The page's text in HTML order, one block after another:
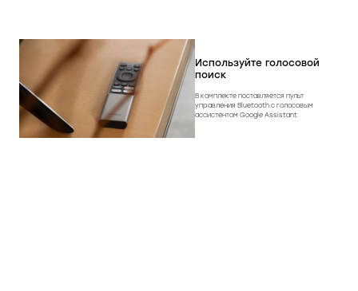
Используйте голосовой
поиск
В комплекте поставляется пульт
управления Bluetooth с голосовым
ассистентом Google Assistant